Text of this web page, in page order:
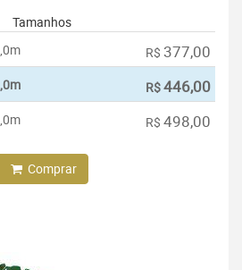
Tamanhos
R$ 377,00
R$446,00
R$ 498,00
Comprar